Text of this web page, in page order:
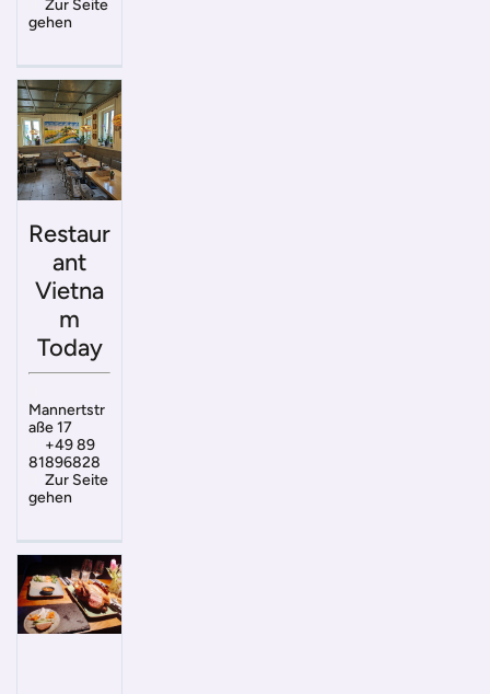
Zur Seite
gehen
Restaur
ant
Vietna
m
Today
Mannertstr
aße 17
+49 89
81896828
Zur Seite
gehen